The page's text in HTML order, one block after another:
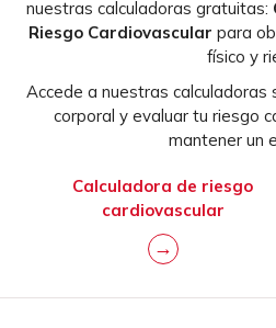
nuestras calculadoras gratuitas:
Riesgo Cardiovascular para
físico y
Accede a nuestras calculadoras
corporal y evaluar tu riesgo
mantener un
Calculadora de riesgo
cardiovascular
→